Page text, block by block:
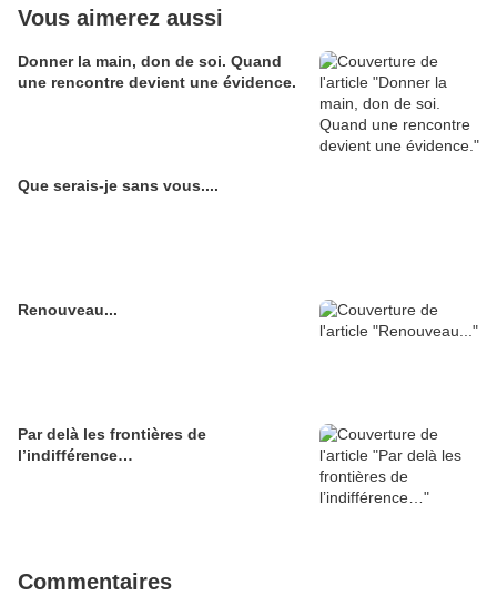
Vous aimerez aussi
Donner la main, don de soi. Quand
une rencontre devient une évidence.
Que serais-je sans vous....
Renouveau...
Par delà les frontières de
l’indifférence…
Commentaires